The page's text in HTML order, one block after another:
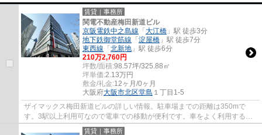
賃貸｜事務所
関電不動産梅田新道ビル
京阪電鉄中之島線 「 大江橋 」駅 徒歩3分
地下鉄御堂筋線 「 淀屋橋 」駅 徒歩7分
東西線 「 北新地 」駅 徒歩6分
210万2,760円
坪数/面積:98.57坪/325.88㎡
坪単価:2.13万円
敷金/礼金:12ヶ月/0ヶ月
大阪府大阪市北区堂島 １丁目1-5
ザイマックス梅田新道ビルの詳しい情報。駐車場までの距離は350mで
す。3駅以上利用可なので電車での移動が便利です。車をよく利用する方
も安心、近隣に駐車場があります。周辺には、徒...
賃貸｜事務所